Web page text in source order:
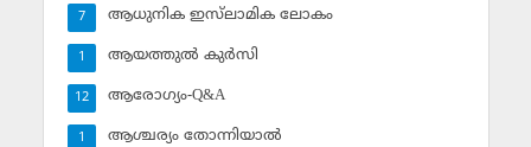
ആധുനിക ഇസ്‌ലാമിക ലോകം
7
ആയത്തുല്‍ കുര്‍സി
1
ആരോഗ്യം-Q&A
12
ആശ്ചര്യം തോന്നിയാല്‍
1